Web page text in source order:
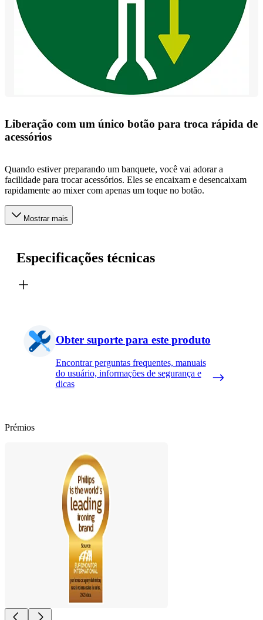
Liberação com um único botão para troca rápida de
acessórios
Quando estiver preparando um banquete, você vai adorar a
facilidade para trocar acessórios. Eles se encaixam e desencaixam
rapidamente ao mixer com apenas um toque no botão.
Mostrar mais
Especificações técnicas
Obter suporte para este produto
Encontrar perguntas frequentes, manuais
do usuário, informações de segurança e
dicas
Prémios